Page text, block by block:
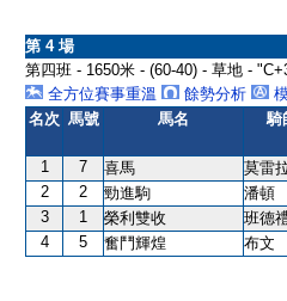
第 4 場
第四班 - 1650米 - (60-40) - 草地 -
全方位賽事重溫
餘勢分析
名次 馬號 馬名 騎
1 7 喜馬 莫雷
2
2 勁進駒 潘頓
3
1 榮利雙收 班德
4
5 奮鬥輝煌 布文